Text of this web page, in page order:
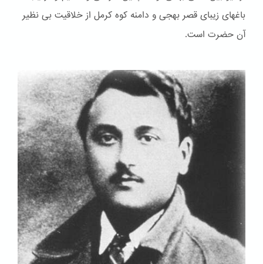
باغهای زیبای قصر بهجی و دامنه کوه کرمل از خلاقیت بی نظیر
آن حضرت است.